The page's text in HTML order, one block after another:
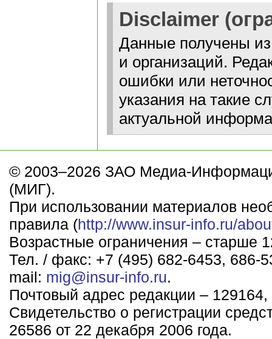
Disclaimer
Данные получены
и организаций.
ошибки или
указания на такие
актуальной
© 2003–2026 ЗАО Медиа-
(МИГ).
При использовании материалов
правила (http://www.insur-info.ru/
Возрастные ограничения – старше
Тел. / факс: +7 (495) 682-6453, 686-
mail: mig@insur-info.ru.
Почтовый адрес редакции –
Свидетельство о регистрации
26586 от 22 декабря 2006 года.